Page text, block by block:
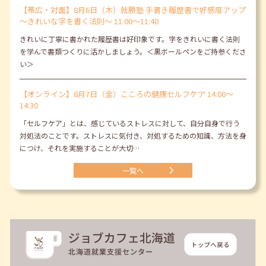
【帯広・対面】8月6日（木）就勝塾 手書き履歴書で好感度アップ
～きれいな字を書く法則～ 11:00～11:40
きれいに丁寧に書かれた履歴書は好印象です。字をきれいに書く法則
を学んで書類つくりに活かしましょう。＜黒ボールペンをご持参くださ
い＞
【オンライン】8月7日（金）こころの健康セルフケア 14:00～
14:30
「セルフケア」とは、感じているストレスに対して、自分自身で行う
対処法のことです。ストレスに気付き、対処するための知識、方法を身
につけ、それを実施することが大切…
一覧へ